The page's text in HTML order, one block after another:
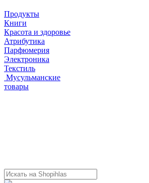
Продукты
Книги
Красота и здоровье
Атрибутика
Парфюмерия
Электроника
Текстиль
Мусульманские
товары